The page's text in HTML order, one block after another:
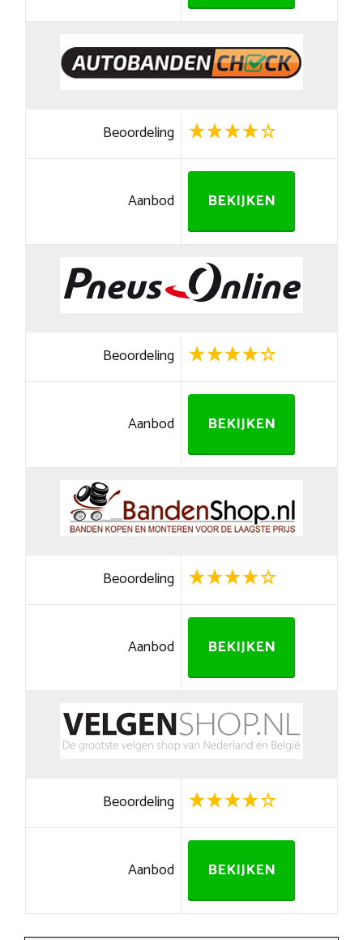
Beoordeling
Aanbod BEKIJKEN
Beoordeling
Aanbod BEKIJKEN
Beoordeling
Aanbod BEKIJKEN
Beoordeling
Aanbod BEKIJKEN